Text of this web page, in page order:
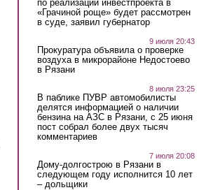
по реализации инвестпроекта в
«Грачиной роще» будет рассмотрен
в суде, заявил губернатор
9 июля 20:43
Прокуратура объявила о проверке
воздуха в микрорайоне Недостоево
в Рязани
8 июля 23:25
В паблике ПУВР автомобилисты
делятся информацией о наличии
бензина на АЗС в Рязани, с 25 июня
пост собрал более двух тысяч
комментариев
7 июля 20:08
Дому-долгострою в Рязани в
следующем году исполнится 10 лет
– дольщики